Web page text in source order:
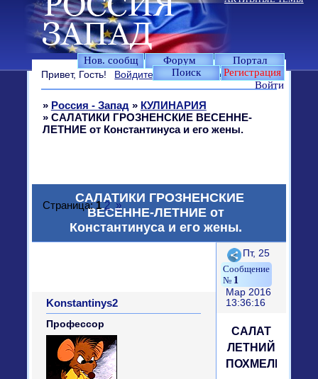
Нов. сообщ Форум
Портал
Поиск
Регистрация
Войти
Привет, Гость! Войдите илизарегистрируйтесь.
» Россия - Запад » КУЛИНАРИЯ
» САЛАТИКИ ГРОЗНЕНСКИЕ ВЕСЕННЕ-
ЛЕТНИЕ от Константинуса и его жены.
САЛАТИКИ ГРОЗНЕНСКИЕ
ВЕСЕННЕ-ЛЕТНИЕ от
Константинуса и его жены.
Страница:1 2 »
Поделиться
1
Пт, 25
Мар 2016
13:36:16
Konstantinys2
Профессор
САЛАТ
ЛЕТНИЙ
ПОХМЕЛЬНЫЙ